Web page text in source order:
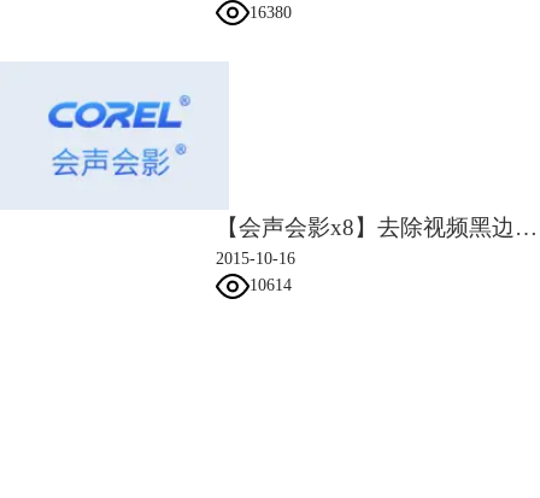
16380
【会声会影x8】去除视频黑边视频教程
2015-10-16
10614